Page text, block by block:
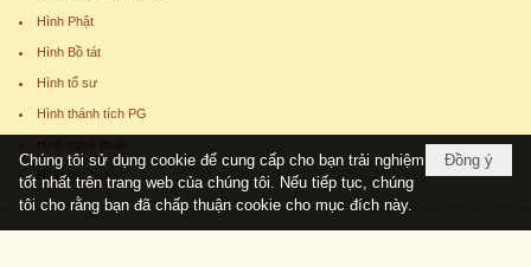
Hình Phật
Hình Bồ tát
Hình tổ sư
Hình thánh tích PG
Hình thư họa
Đồng ý
Chúng tôi sử dụng cookie để cung cấp cho bạn trải nghiệm
tốt nhất trên trang web của chúng tôi. Nếu tiếp tục, chúng
tôi cho rằng bạn đã chấp thuận cookie cho mục đích này.